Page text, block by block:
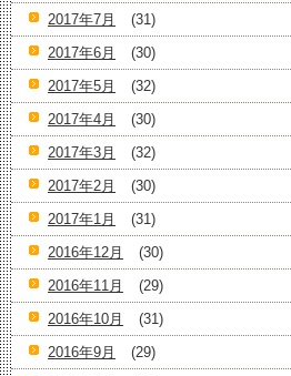
2017年7月
(31)
2017年6月
(30)
2017年5月
(32)
2017年4月
(30)
2017年3月
(32)
2017年2月
(30)
2017年1月
(31)
2016年12月
(30)
2016年11月
(29)
2016年10月
(31)
2016年9月
(29)